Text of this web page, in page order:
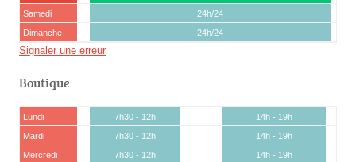
Samedi
24h/24
Dimanche
24h/24
Signaler une erreur
Boutique
Lundi 7h30 - 12h
14h - 19h
Mardi
7h30 - 12h
14h - 19h
Mercredi
7h30 - 12h
14h - 19h